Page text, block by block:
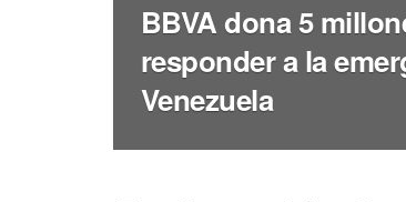
BBVA dona 5
responder a la
Venezuela